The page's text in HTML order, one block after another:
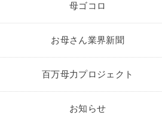
母ゴコロ
お母さん業界新聞
百万母力プロジェクト
お知らせ